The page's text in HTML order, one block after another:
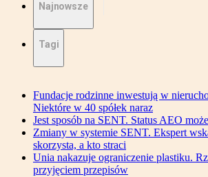
Najnowsze
Tagi
Fundacje rodzinne inwestują w
Niektóre w 40 spółek naraz
Jest sposób na SENT. Status AEO
Zmiany w systemie SENT. Ekspert
skorzysta, a kto straci
Unia nakazuje ograniczenie plastiku.
przyjęciem przepisów